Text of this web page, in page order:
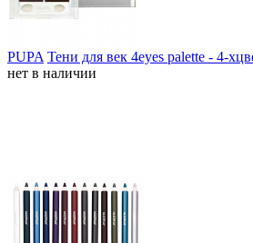
PUPA Тени для век 4eyes palette - 4-
нет в наличии